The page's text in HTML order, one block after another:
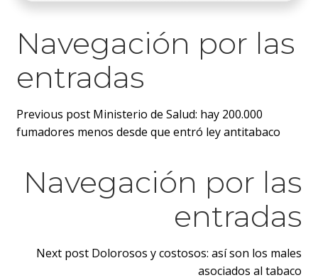
Navegación por las
entradas
Previous post Ministerio de Salud: hay 200.000
fumadores menos desde que entró ley antitabaco
Navegación por las
entradas
Next post Dolorosos y costosos: así son los males
asociados al tabaco